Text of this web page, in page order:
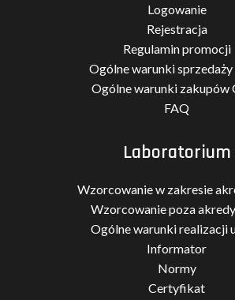
Logowanie
Rejestracja
Regulamin promocji
Ogólne warunki sprzedaży
Ogólne warunki zakupów
FAQ
Laboratorium
Wzorcowanie w zakresie
Wzorcowanie poza
Ogólne warunki realizacji
Informator
Normy
Certyfikat